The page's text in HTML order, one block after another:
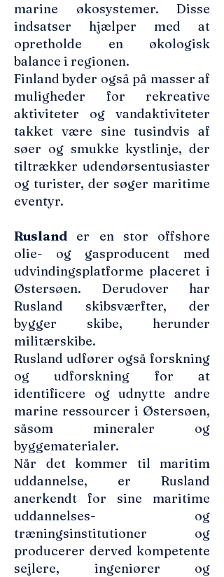
marine økosystemer. Disse
indsatser hjælper med at
opretholde en økologisk
balance i regionen.
Finland byder også på masser af
muligheder for rekreative
aktiviteter og vandaktiviteter
takket være sine tusindvis af
søer og smukke kystlinje, der
tiltrækker udendørsentusiaster
og turister, der søger maritime
eventyr.
Rusland er en stor offshore
olie- og gasproducent med
udvindingsplatforme placeret i
Østersøen. Derudover har
Rusland skibsværfter, der
bygger skibe, herunder
militærskibe.
Rusland udfører også forskning
og udforskning for at
identificere og udnytte andre
marine ressourcer i Østersøen,
såsom mineraler og
byggematerialer.
Når det kommer til maritim
uddannelse, er Rusland
anerkendt for sine maritime
uddannelses- og
træningsinstitutioner og
producerer derved kompetente
sejlere, ingeniører og